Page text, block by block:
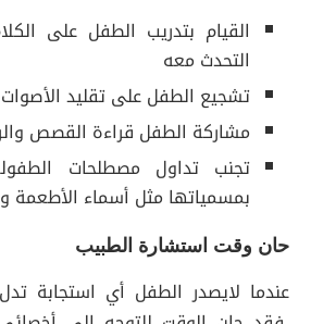
القيام بتدريب الطفل على
التحدث معه
تشجيع الطفل على تقليد
مشاركة الطفل قراءة القصص
تجنب تداول مصطلحات
بمسمياتها مثل أسماء الأطعمة
حان وقت استشارة الطبيب
عندما لايصدر الطفل أي استجابة